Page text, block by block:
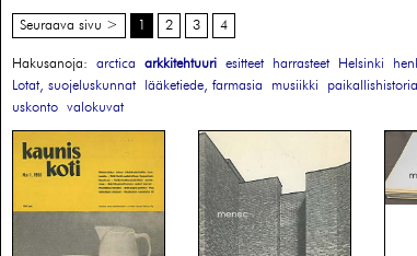
Seuraava sivu > 1 2 3 4
Hakusanoja: arctica arkkitehtuuri esitteet harrasteet Helsinki
Lotat, suojeluskunnat
lääketiede, farmasia musiikki paikallishistoria
uskonto
valokuvat